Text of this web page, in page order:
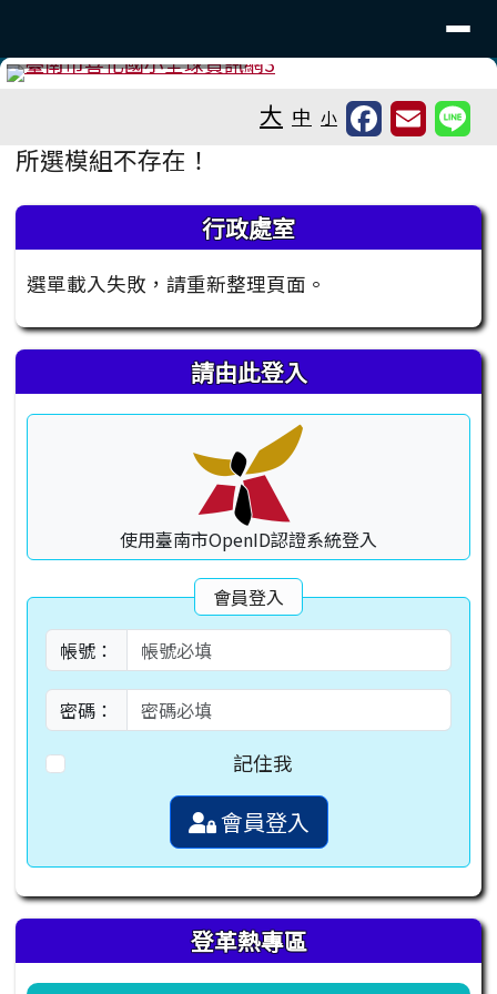
⏸
大 中 小
主內容區域
所選模組不存在！
左邊區域內容 行政處室
選單載入失敗，請重新整理頁面。
請由此登入
使用臺南市OpenID認證系統登入
會員登入
帳號：
密碼：
記住我
會員登入
登革熱專區
頁尾區域